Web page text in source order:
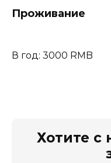
Проживание
В год: 3000 RMB
Хотите с